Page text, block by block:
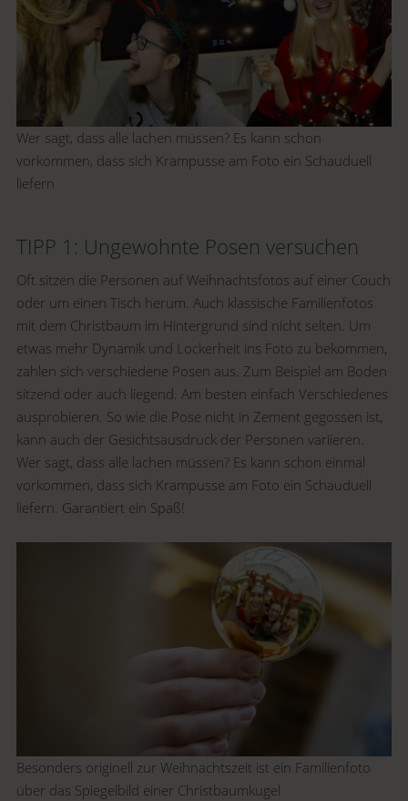
Wer sagt, dass alle lachen müssen? Es kann schon
vorkommen, dass sich Krampusse am Foto ein Schauduell
liefern
TIPP 1: Ungewohnte Posen versuchen
Oft sitzen die Personen auf Weihnachtsfotos auf einer Couch
oder um einen Tisch herum. Auch klassische Familienfotos
mit dem Christbaum im Hintergrund sind nicht selten. Um
etwas mehr Dynamik und Lockerheit ins Foto zu bekommen,
zahlen sich verschiedene Posen aus. Zum Beispiel am Boden
sitzend oder auch liegend. Am besten einfach Verschiedenes
ausprobieren. So wie die Pose nicht in Zement gegossen ist,
kann auch der Gesichtsausdruck der Personen variieren.
Wer sagt, dass alle lachen müssen? Es kann schon einmal
vorkommen, dass sich Krampusse am Foto ein Schauduell
liefern. Garantiert ein Spaß!
Besonders originell zur Weihnachtszeit ist ein Familienfoto
über das Spiegelbild einer Christbaumkugel